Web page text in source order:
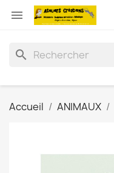

search
Accueil ANIMAUX